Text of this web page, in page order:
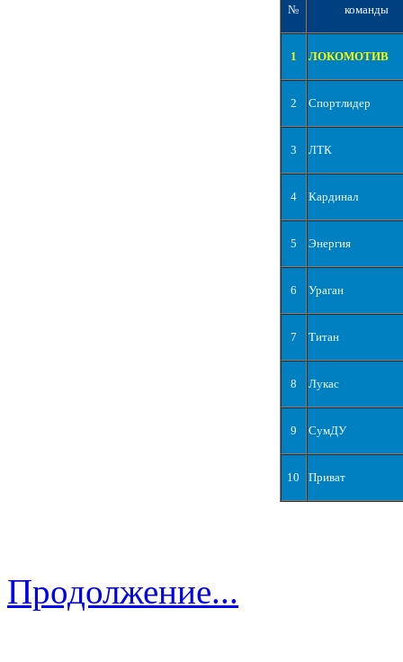
№ команды
1 ЛОКОМОТИВ
2 Спортлидер
3 ЛТК
4 Кардинал
5 Энергия
6 Ураган
7 Титан
8 Лукас
9 СумДУ
10 Приват
Продолжение...